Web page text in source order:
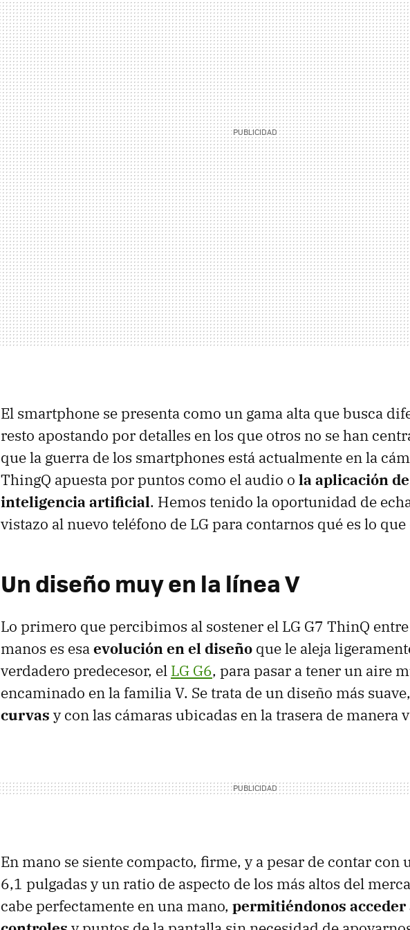
El smartphone se presenta como un gama alta que busca
resto apostando por detalles en los que otros no se han
que la guerra de los smartphones está actualmente en la
ThingQ apuesta por puntos como el audio o la aplicación
inteligencia artificial. Hemos tenido la oportunidad de
vistazo al nuevo teléfono de LG para contarnos qué es lo
Un diseño muy en la línea V
Lo primero que percibimos al sostener el LG G7 ThinQ
manos es esaevolución en el diseño que le aleja
verdadero predecesor, el LG G6, para pasar a tener un aire
encaminado en la familia V. Se trata de un diseño más
curvas y con las cámaras ubicadas en la trasera de manera
En mano se siente compacto, firme, y a pesar de contar con
6,1 pulgadas y un ratio de aspecto de los más altos del
cabe perfectamente en una mano, permitiéndonos acceder